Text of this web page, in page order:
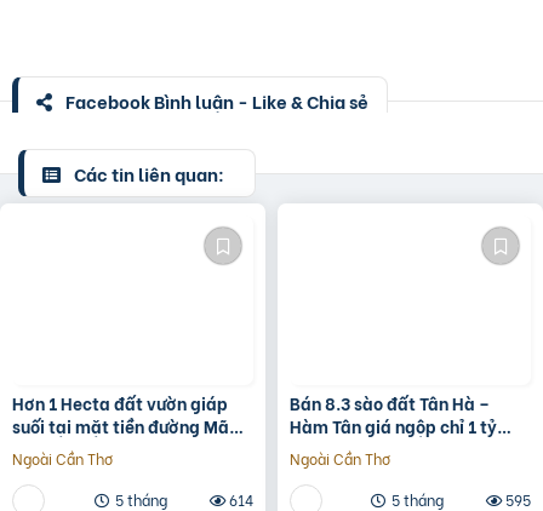
Facebook Bình luận - Like & Chia sẻ
Các tin liên quan:
Hơn 1 Hecta đất vườn giáp
suối tại mặt tiền đường Mã
Vôi giá 700 triệu / sào
Ngoài Cần Thơ
5 tháng
614
Bán 8.3 sào đất Tân Hà –
Hàm Tân giá ngộp chỉ 1 tỷ
gần KDC
Ngoài Cần Thơ
5 tháng
595